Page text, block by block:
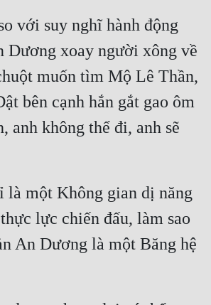
với suy nghĩ hành động
Dương xoay người xông về
muốn tìm Mộ Lê Thần,
bên cạnh hắn gắt gao ôm
anh không thể đi, anh sẽ
là một Không gian dị năng
lực chiến đấu, làm sao
An Dương là một Băng hệ